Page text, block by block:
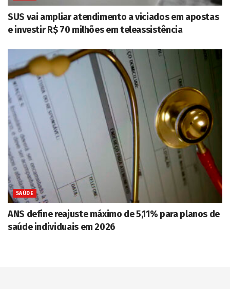
SUS vai ampliar atendimento a viciados em apostas
e investir R$ 70 milhões em teleassistência
SAÚDE
ANS define reajuste máximo de 5,11% para planos de
saúde individuais em 2026